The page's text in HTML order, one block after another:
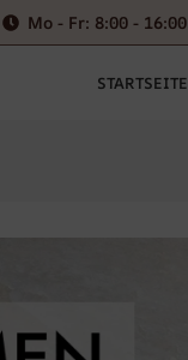
Mo - Fr: 8:00 - 16:00
STARTSEITE